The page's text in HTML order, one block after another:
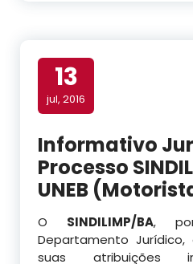
13
jul, 2016
Informativo
Processo
UNEB
O SINDILIMP/BA,
Departamento
suas atribuições